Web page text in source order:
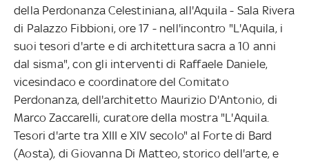
della Perdonanza Celestiniana, all'Aquila - Sala Rivera
di Palazzo Fibbioni, ore 17 - nell'incontro "L'Aquila, i
suoi tesori d'arte e di architettura sacra a 10 anni
dal sisma", con gli interventi di Raffaele Daniele,
vicesindaco e coordinatore del Comitato
Perdonanza, dell'architetto Maurizio D'Antonio, di
Marco Zaccarelli, curatore della mostra "L'Aquila.
Tesori d'arte tra XIII e XIV secolo" al Forte di Bard
(Aosta), di Giovanna Di Matteo, storico dell'arte, e